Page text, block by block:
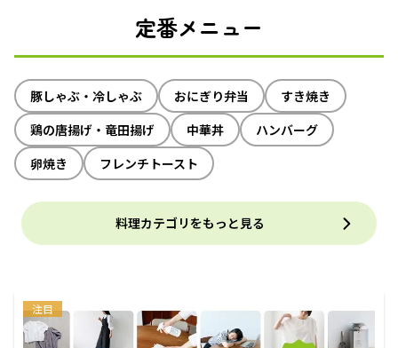
定番メニュー
豚しゃぶ・冷しゃぶ おにぎり弁当
すき焼き
鶏の唐揚げ・竜田揚げ
中華丼
ハンバーグ
卵焼き
フレンチトースト
料理カテゴリをもっと見る
注目